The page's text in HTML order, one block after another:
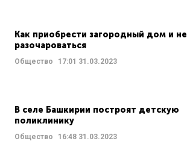
Как приобрести загородный дом и не
разочароваться
Общество 17:01 31.03.2023
В селе Башкирии построят детскую
поликлинику
Общество 16:48 31.03.2023